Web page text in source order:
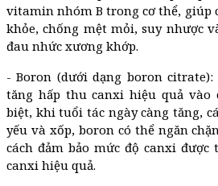
vitamin nhóm B trong cơ thể, giúp
khỏe, chống mệt mỏi, suy nhược
đau nhức xương khớp.
- Boron (dưới dạng boron citrate):
tăng hấp thu canxi hiệu quả vào
biệt, khi tuổi tác ngày càng tăng,
yếu và xốp, boron có thể ngăn
cách đảm bảo mức độ canxi
canxi hiệu quả.